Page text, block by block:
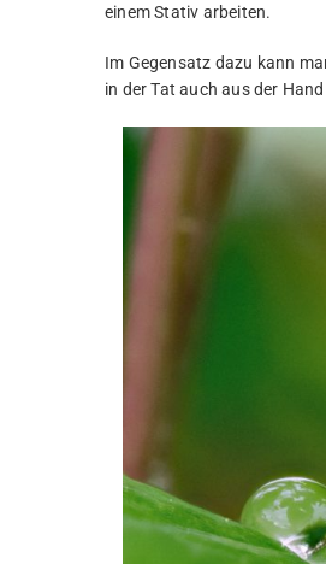
einem Stativ arbeiten.
Im Gegensatz dazu kann
in der Tat auch aus der